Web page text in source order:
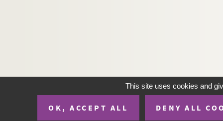
This site uses cookies and
OK, ACCEPT ALL DENY ALL